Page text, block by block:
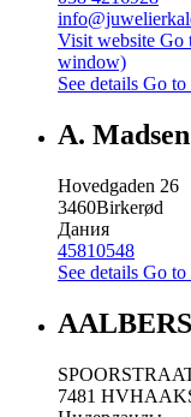
Visit website Go
window)
See details Go
A. Madsen
Hovedgaden 26
3460Birkerød
Дания
45810548
See details Go to
7481 HV